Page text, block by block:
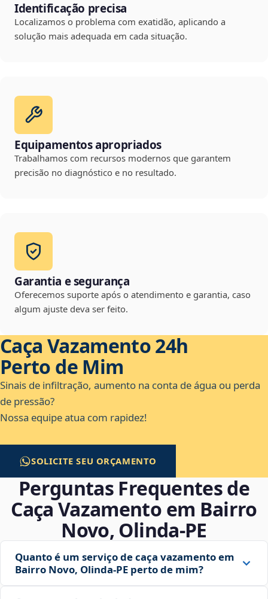
Identificação precisa
Localizamos o problema com exatidão, aplicando a
solução mais adequada em cada situação.
Equipamentos apropriados
Trabalhamos com recursos modernos que garantem
precisão no diagnóstico e no resultado.
Garantia e segurança
Oferecemos suporte após o atendimento e garantia, caso
algum ajuste deva ser feito.
Caça Vazamento 24h
Perto de Mim
Sinais de infiltração, aumento na conta de água ou perda
de pressão?
Nossa equipe atua com rapidez!
SOLICITE SEU ORÇAMENTO
Perguntas Frequentes de
Caça Vazamento em Bairro
Novo, Olinda‑PE
Quanto é um serviço de caça vazamento em
Bairro Novo, Olinda‑PE perto de mim?